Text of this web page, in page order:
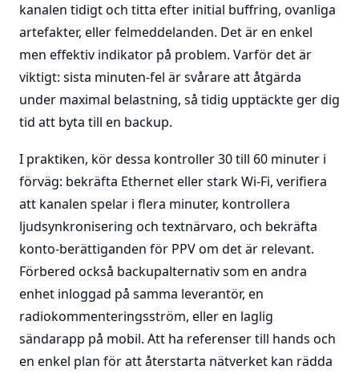
kanalen tidigt och titta efter initial buffring, ovanliga
artefakter, eller felmeddelanden. Det är en enkel
men effektiv indikator på problem. Varför det är
viktigt: sista minuten-fel är svårare att åtgärda
under maximal belastning, så tidig upptäckte ger dig
tid att byta till en backup.
I praktiken, kör dessa kontroller 30 till 60 minuter i
förväg: bekräfta Ethernet eller stark Wi-Fi, verifiera
att kanalen spelar i flera minuter, kontrollera
ljudsynkronisering och textnärvaro, och bekräfta
konto-berättiganden för PPV om det är relevant.
Förbered också backupalternativ som en andra
enhet inloggad på samma leverantör, en
radiokommenteringsström, eller en laglig
sändarapp på mobil. Att ha referenser till hands och
en enkel plan för att återstarta nätverket kan rädda